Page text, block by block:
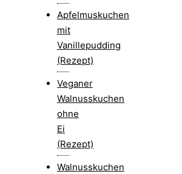
Apfelmuskuchen
mit
Vanillepudding
(Rezept)
Veganer
Walnusskuchen
ohne
Ei
(Rezept)
Walnusskuchen